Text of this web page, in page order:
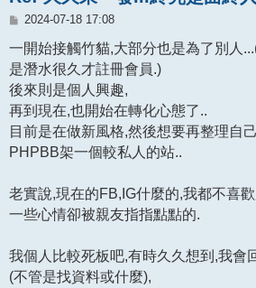
文
2024-07-18 17:08
一開始接觸竹貓,大部分也是為了別人
是潛水很久才註冊會員.)
後來則是個人興趣,
再到現在,也開始在轉化心態了..
目前是在做新風格,然後想要再整理自
PHPBB架一個較私人的站..
老實說,現在的FB,IG什麼的,我都不喜
一些心情卻被親友指指點點的.
我個人比較死板吧,有時久久想到,我會
(不管是找資料或什麼),